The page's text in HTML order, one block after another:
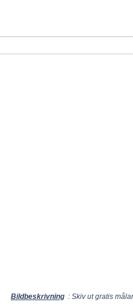
Bildbeskrivning : Skiv ut gratis